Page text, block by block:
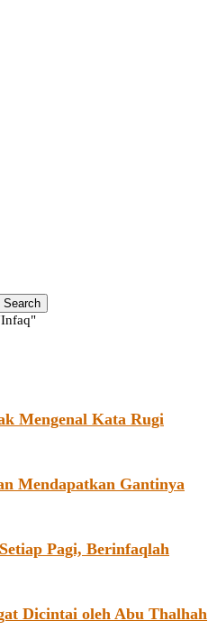
Search
Mengenal Kata Rugi
Mendapatkan Gantinya
Pagi, Berinfaqlah
Dicintai oleh Abu Thalhah